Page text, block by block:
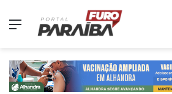
Menu